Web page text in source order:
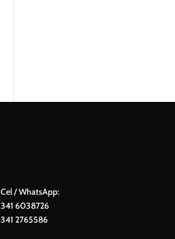
Cel / WhatsApp:
341 6038726
341 2765586